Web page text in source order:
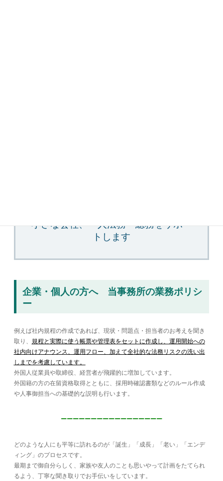
小さな会社、一人法務・総務をサポー
トします
企業・個人の方へ 当事務所の業務ポリシ
ー
例えば社内規程の作成であれば、現状・問題点・担当者のお考えを聞き
取り、 規程と実際に使う帳票や管理表をセットに作成し、運用開始への
社内向けアナウンス、運用フロー、加えて全社的な法務リスクの洗い出
しまでを考慮しています。
外国人従業員や取締役、経営者が飛躍的に増加しています。
外国籍の方の在留資格取得とともに、採用時確認書類などのルール作成
や人事御担当への基礎的な説明も行います。
ーーーーーーーーーーーーーーーーー
どのような人にも平等に訪れるのが「誕生」「成長」「老い」「エンデ
ィング」のプロセスです。
最期まで御自分らしく、家族や友人のことも思いやって計画をたてられ
るよう、丁寧な聞き取りでお手伝いをしています。